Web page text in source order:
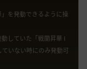
を発動できるように操
していた「戦蘭昇華 I
いない時にのみ発動可